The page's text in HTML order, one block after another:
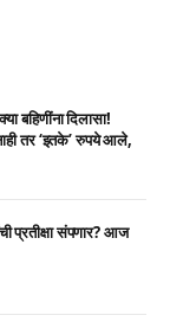
दिलासा!
तर ‘इतके’ रुपये आले,
प्रतीक्षा संपणार? आज